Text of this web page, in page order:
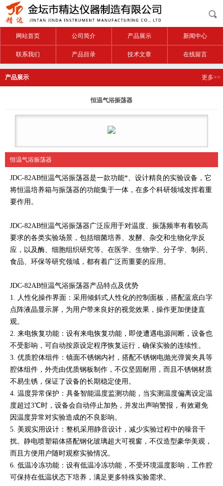
网站首页 公司简介 产品展示 新闻中心
联系我们 产品目录 技术文章 在线留言
产品展示 更多>>
恒温气浴振荡器
恒温气浴振荡器
JDC-82AB恒温气浴振荡器是一款功能*、设计精良的实验设备，它
将恒温培养箱与振荡器的功能集于一体，在多个科研领域发挥着重
要作用。
JDC-82AB恒温气浴振荡器广泛应用于对温度、振荡频率有着较高
要求的各类实验场景，包括细菌培养、发酵、杂交和生物化学反
应，以及酶、细胞组织研究等。在医学、生物学、分子学、制药、
食品、环保等研究领域，都有着广泛而重要的应用。
JDC-82AB恒温气浴振荡器产品特点及优势
1. 人性化操作界面：采用倾斜式人性化的控制面板，搭配蓝底白字
点阵液晶显示屏，为用户带来良好的视觉效果，操作更加便捷直
观。
2. 来电恢复功能：设有来电恢复功能，即使遭遇电源间断，设备也
不受影响，可自动按原设定程序恢复运行，确保实验的连续性。
3. 优质腔体组件：镜面不锈钢内衬，搭配不锈钢电抛光弹簧夹具等
腔体组件，外壳由优质钢板制作，不仅坚固耐用，而且不锈钢材质
不易生锈，保证了设备的长期稳定使用。
4. 温度异常保护：具备智能温度监测功能，当实测温度偏离设定温
度超过3℃时，设备会自动停止加热，并发出声响警报，有效避免
因温度异常对实验造成的不良影响。
5. 美观实用设计：整机采用静音设计，减少实验过程中的噪音干
扰。静电喷塑箱体搭配钢化玻璃超大可视窗，不仅造型豪华美观，
而且方便用户随时观察实验情况。
6. 低温冷冻功能：设有低温冷冻功能，不受环境温度影响，工作腔
可保持在低温状态下培养，满足更多特殊实验需求。